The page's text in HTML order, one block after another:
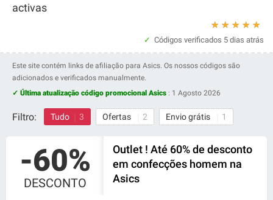
activas
★
★
★
★
★
Códigos verificados 5 dias atrás
Este site contém links de afiliação para Asics. Os nossos códigos são
adicionados e verificados manualmente.
✓ Última atualização código promocional Asics : 1 Agosto 2026
Filtro: Tudo 3 Ofertas 2 Envio grátis 1
-60%
DESCONTO
Outlet ! Até 60% de desconto
em confecções homem na
Asics